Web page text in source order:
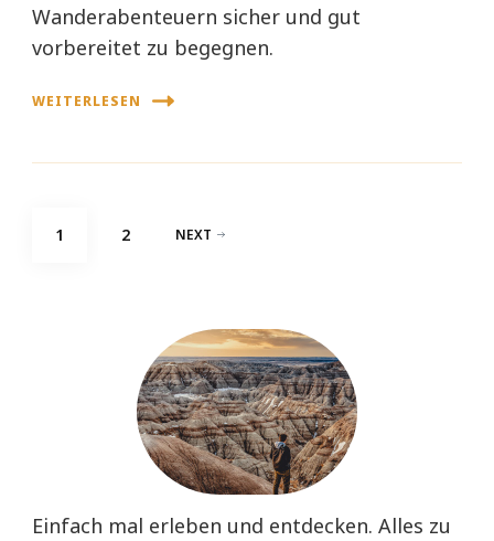
Wanderabenteuern sicher und gut
vorbereitet zu begegnen.
WEITERLESEN
Seitennummerierung
PAGE
1 PAGE
2 NEXT
Einfach mal erleben und entdecken. Alles zu